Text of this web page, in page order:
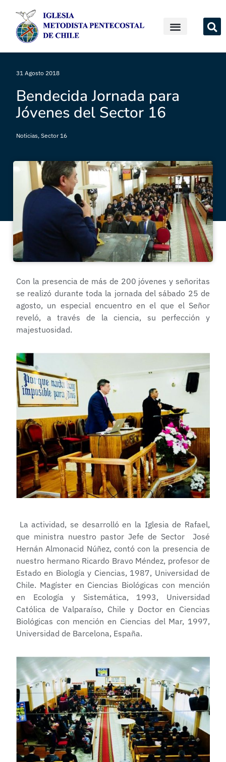
31 Agosto 2018
Bendecida Jornada para
Jóvenes del Sector 16
Noticias, Sector 16
Con la presencia de más de 200 jóvenes y señoritas
se realizó durante toda la jornada del sábado 25 de
agosto, un especial encuentro en el que el Señor
reveló, a través de la ciencia, su perfección y
majestuosidad.
La actividad, se desarrolló en la Iglesia de Rafael,
que ministra nuestro pastor Jefe de Sector José
Hernán Almonacid Núñez, contó con la presencia de
nuestro hermano Ricardo Bravo Méndez, profesor de
Estado en Biología y Ciencias, 1987, Universidad de
Chile. Magíster en Ciencias Biológicas con mención
en Ecología y Sistemática, 1993, Universidad
Católica de Valparaíso, Chile y Doctor en Ciencias
Biológicas con mención en Ciencias del Mar, 1997,
Universidad de Barcelona, España.